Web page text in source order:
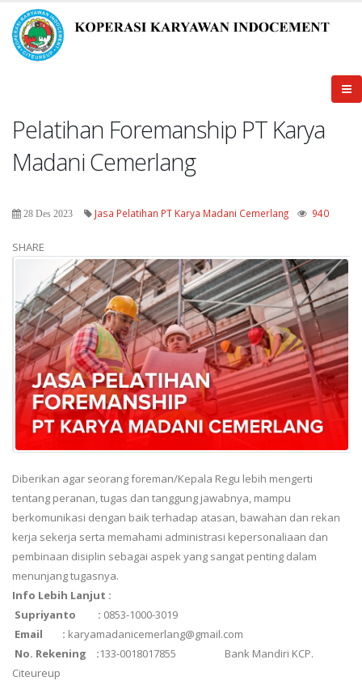
Pelatihan Foremanship PT Karya
Madani Cemerlang
28 Des 2023 Jasa Pelatihan PT Karya Madani Cemerlang 940
SHARE
Diberikan agar seorang foreman/Kepala Regu lebih mengerti
tentang peranan, tugas dan tanggung jawabnya, mampu
berkomunikasi dengan baik terhadap atasan, bawahan dan rekan
kerja sekerja serta memahami administrasi kepersonaliaan dan
pembinaan disiplin sebagai aspek yang sangat penting dalam
menunjang tugasnya.
Info Lebih Lanjut :
Supriyanto : 0853-1000-3019
Email : karyamadanicemerlang@gmail.com
No. Rekening :133-0018017855 Bank Mandiri KCP.
Citeureup